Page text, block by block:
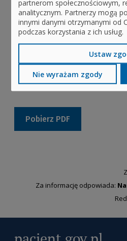
mammografię
test HPV HR
bilans zdrowia
Dowiedz się, z jakich badań
możesz skorzystać.
Pobierz PDF
Za informację odpowiada:
partnerom społecznościowym,
analitycznym. Partnerzy mogą
innymi danymi otrzymanymi od
podczas korzystania z ich usług.
Ustaw
Nie wyrażam zgody